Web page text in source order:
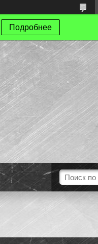
Подробнее